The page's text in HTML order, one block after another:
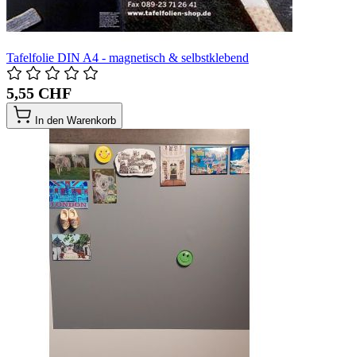
Tafelfolie DIN A4 - magnetisch & selbstklebend
5,55 CHF
In den Warenkorb